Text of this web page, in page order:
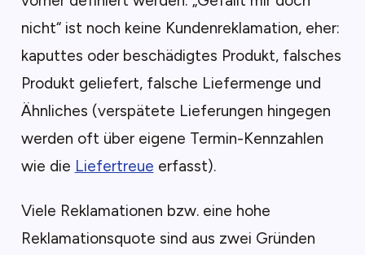
nicht“ ist noch keine Kundenreklamation, eher:
kaputtes oder beschädigtes Produkt, falsches
Produkt geliefert, falsche Liefermenge und
Ähnliches (verspätete Lieferungen hingegen
werden oft über eigene Termin-Kennzahlen
wie die Liefertreue erfasst).
Viele Reklamationen bzw. eine hohe
Reklamationsquote sind aus zwei Gründen